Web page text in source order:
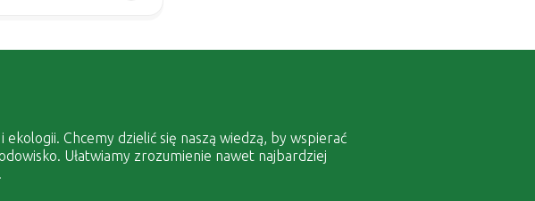
Chcemy dzielić się naszą wiedzą, by wspierać
Ułatwiamy zrozumienie nawet najbardziej